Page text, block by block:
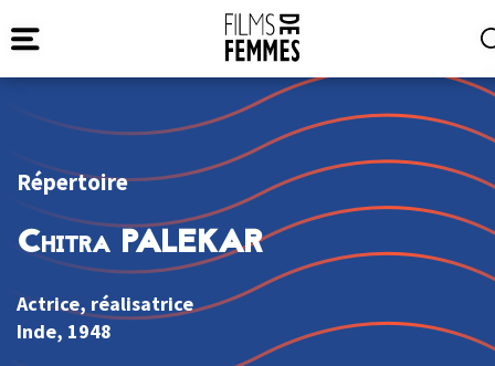
Répertoire
Chitra PALEKAR
Actrice, réalisatrice
Inde, 1948